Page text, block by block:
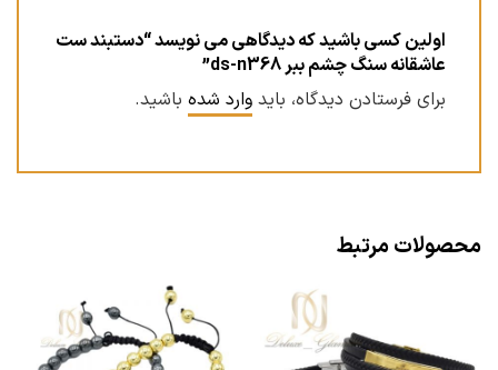
اولین کسی باشید که دیدگاهی می نویسد “دستبند ست
عاشقانه سنگ چشم ببر ds-n368”
برای فرستادن دیدگاه، باید وارد شده باشید.
محصولات مرتبط